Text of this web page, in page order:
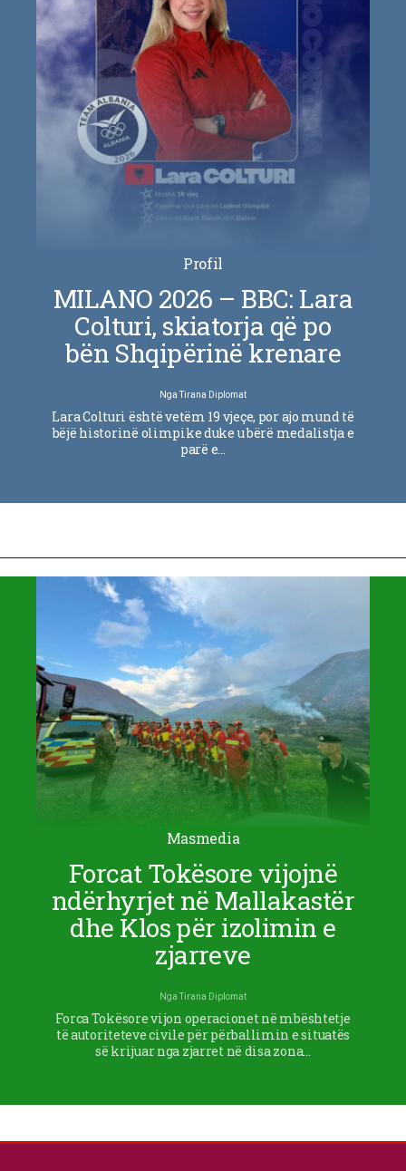
Profil
MILANO 2026 – BBC: Lara
Colturi, skiatorja që po
bën Shqipërinë krenare
NgaTirana Diplomat
Lara Colturi është vetëm 19 vjeçe, por ajo mund të
bëjë historinë olimpike duke u bërë medalistja e
parë e…
Masmedia
Forcat Tokësore vijojnë
ndërhyrjet në Mallakastër
dhe Klos për izolimin e
zjarreve
NgaTirana Diplomat
Forca Tokësore vijon operacionet në mbështetje
të autoriteteve civile për përballimin e situatës
së krijuar nga zjarret në disa zona…